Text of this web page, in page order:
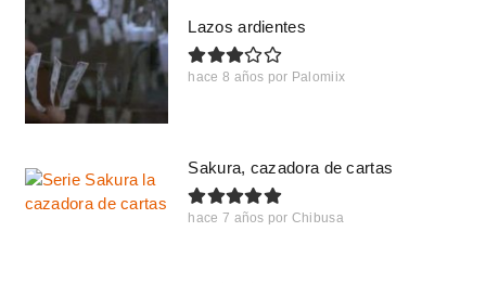
Lazos ardientes
hace 8 años por Palomiix
Sakura, cazadora de cartas
hace 7 años por Chibusa